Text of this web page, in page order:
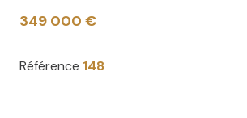
349 000 €
Référence 148